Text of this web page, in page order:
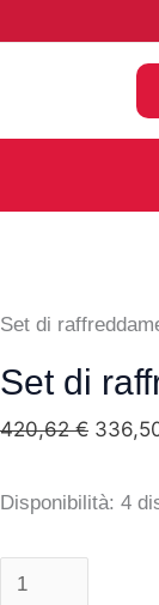
Set di
Set di
420,62€
Disponibilità: 4
Streetfighter
quantità